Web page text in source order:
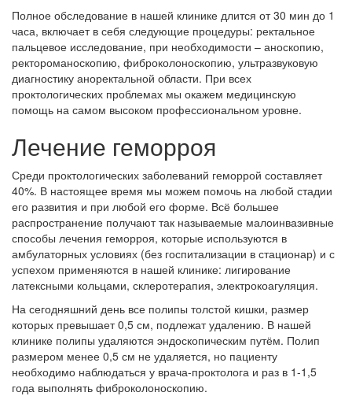
Полное обследование в нашей клинике длится от 30 мин до 1
часа, включает в себя следующие процедуры: ректальное
пальцевое исследование, при необходимости – аноскопию,
ректороманоскопию, фиброколоноскопию, ультразвуковую
диагностику аноректальной области. При всех
проктологических проблемах мы окажем медицинскую
помощь на самом высоком профессиональном уровне.
Лечение геморроя
Среди проктологических заболеваний геморрой составляет
40%. В настоящее время мы можем помочь на любой стадии
его развития и при любой его форме. Всё большее
распространение получают так называемые малоинвазивные
способы лечения геморроя, которые используются в
амбулаторных условиях (без госпитализации в стационар) и с
успехом применяются в нашей клинике: лигирование
латексными кольцами, склеротерапия, электрокоагуляция.
На сегодняшний день все полипы толстой кишки, размер
которых превышает 0,5 см, подлежат удалению. В нашей
клинике полипы удаляются эндоскопическим путём. Полип
размером менее 0,5 см не удаляется, но пациенту
необходимо наблюдаться у врача-проктолога и раз в 1-1,5
года выполнять фиброколоноскопию.